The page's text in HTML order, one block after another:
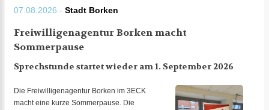
07.08.2026 - Stadt Borken
Freiwilligenagentur Borken macht
Sommerpause
Sprechstunde startet wieder am 1. September 2026
Die Freiwilligenagentur Borken im 3ECK
macht eine kurze Sommerpause. Die